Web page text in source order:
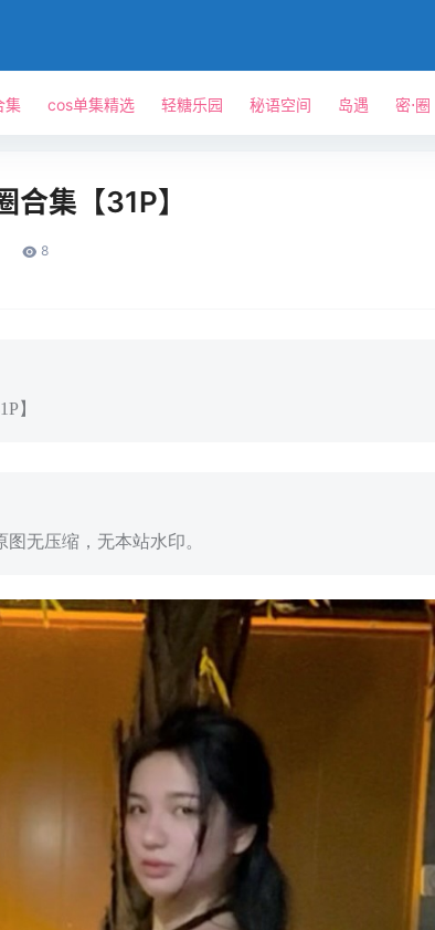
集 cos单集精选 轻糖乐园 秘语空间 岛遇 密⋅圈
合集【31P】
8
】
无压缩，无本站水印。